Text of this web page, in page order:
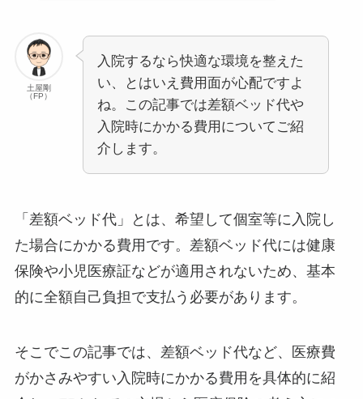
土屋剛
（FP）
入院するなら快適な環境を整えた
い、とはいえ費用面が心配ですよ
ね。この記事では差額ベッド代や
入院時にかかる費用についてご紹
介します。
「差額ベッド代」とは、希望して個室等に入院し
た場合にかかる費用です。差額ベッド代には健康
保険や小児医療証などが適用されないため、基本
的に全額自己負担で支払う必要があります。
そこでこの記事では、差額ベッド代など、医療費
がかさみやすい入院時にかかる費用を具体的に紹